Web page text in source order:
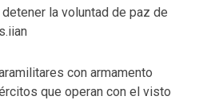
la voluntad de paz de
con armamento
que operan con el visto